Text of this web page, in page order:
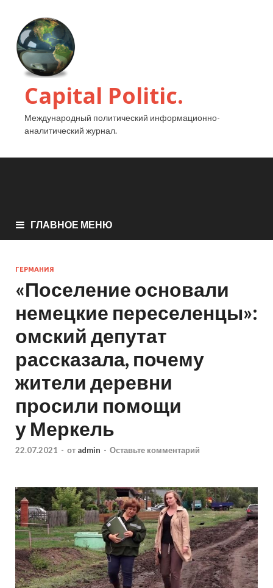
Capital Politic.
Международный политический информационно-
аналитический журнал.
ГЛАВНОЕ МЕНЮ
ГЕРМАНИЯ
«Поселение основали
немецкие переселенцы»:
омский депутат
рассказала, почему
жители деревни
просили помощи
у Меркель
22.07.2021 - от admin - Оставьте комментарий